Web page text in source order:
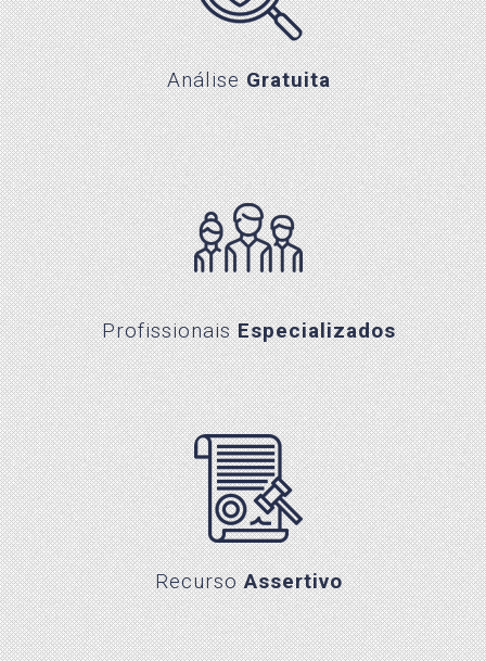
Análise Gratuita
Profissionais Especializados
Recurso Assertivo
AnáliseGratuita
ProfissionaisEspecializados
RecursoAssertivo